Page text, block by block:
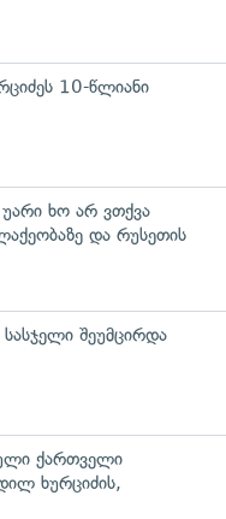
10-წლიანი
ხო არ ვთქვა
და რუსეთის
შეუმცირდა
ქართველი
ხურციძის,